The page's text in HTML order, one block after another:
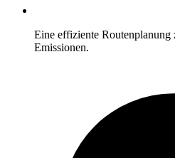
Eine effiziente
Emissionen.